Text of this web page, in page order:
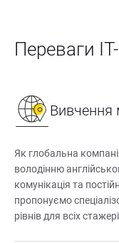
Переваги
Вивчення
Як глобальна
володінню
комунікація та
пропонуємо
рівнів для всіх